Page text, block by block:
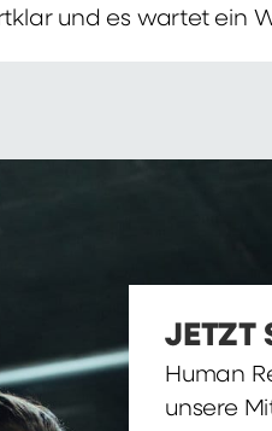
und es wartet ein
JETZT
Human
unsere